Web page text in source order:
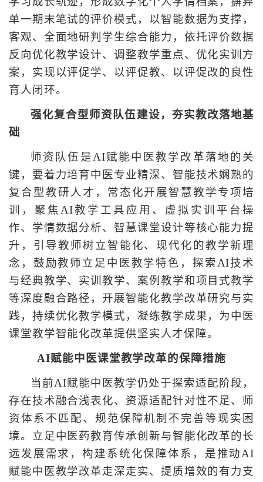
单一期末笔试的评价模式，以智能数据为支撑，
客观、全面地研判学生综合能力，依托评价数据
反向优化教学设计、调整教学重点、优化实训方
案，实现以评促学、以评促教、以评促改的良性
育人闭环。
强化复合型师资队伍建设，夯实教改落地基
础
师资队伍是AI赋能中医教学改革落地的关
键，要着力培育中医专业精深、智能技术娴熟的
复合型教研人才，常态化开展智慧教学专项培
训，聚焦AI教学工具应用、虚拟实训平台操
作、学情数据分析、智慧课堂设计等核心能力提
升，引导教师树立智能化、现代化的教学新理
念，鼓励教师立足中医教学特色，探索AI技术
与经典教学、实训教学、案例教学和项目式教学
等深度融合路径，开展智能化教学改革研究与实
践，持续优化教学模式，凝练教学成果，为中医
课堂教学智能化改革提供坚实人才保障。
AI赋能中医课堂教学改革的保障措施
当前AI赋能中医教学仍处于探索适配阶段，
存在技术融合浅表化、资源适配针对性不足、师
资体系不匹配、规范保障机制不完善等现实困
境。立足中医药教育传承创新与智能化改革的长
远发展需求，构建系统化保障体系，是推动AI
赋能中医教学改革走深走实、提质增效的有力支